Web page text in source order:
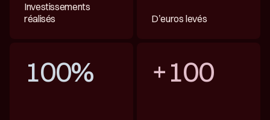
Investissements
réalisés
D’euros levés
100% +100